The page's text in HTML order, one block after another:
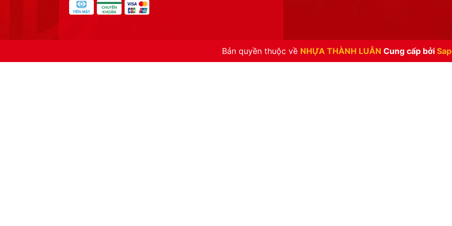
Bản quyền thuộc về NHỰA THÀNH LUÂN Cung cấp bởi